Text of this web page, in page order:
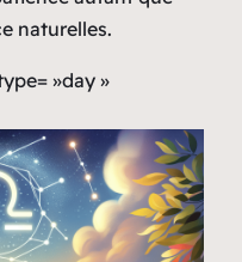
naturelles.
»day »